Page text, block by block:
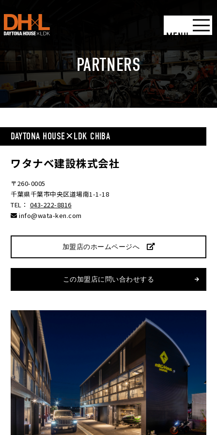
MENU
PARTNERS
DAYTONA HOUSE✕LDK CHIBA
ワタナベ建設株式会社
〒260-0005
千葉県千葉市中央区道場南1-1-18
TEL： 043-222-8816
info@wata-ken.com
加盟店のホームページへ
この加盟店に問い合わせする